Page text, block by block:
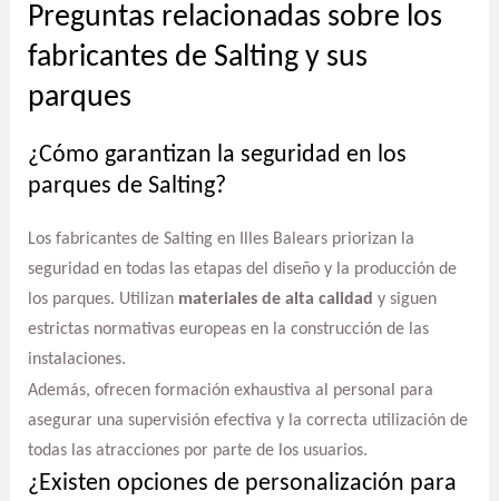
Preguntas relacionadas sobre los
fabricantes de Salting y sus
parques
¿Cómo garantizan la seguridad en los
parques de Salting?
Los fabricantes de Salting en Illes Balears priorizan la
seguridad en todas las etapas del diseño y la producción de
los parques. Utilizan materiales de alta calidad y siguen
estrictas normativas europeas en la construcción de las
instalaciones.
Además, ofrecen formación exhaustiva al personal para
asegurar una supervisión efectiva y la correcta utilización de
todas las atracciones por parte de los usuarios.
¿Existen opciones de personalización para